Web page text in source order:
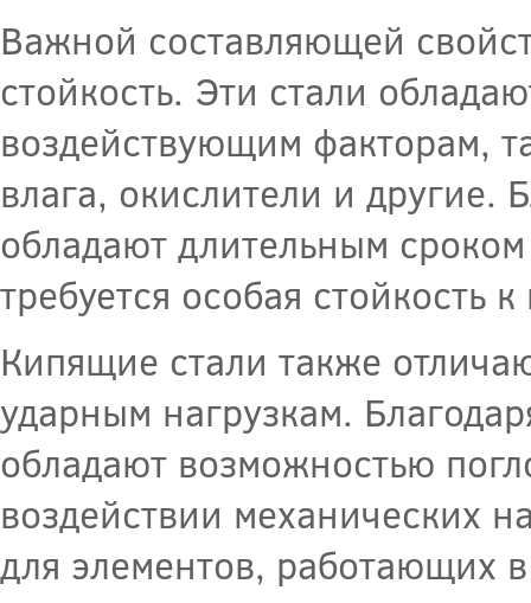
Важной составляющей
стойкость. Эти стали
воздействующим факторам,
влага, окислители и другие.
обладают длительным
требуется особая
Кипящие стали также
ударным нагрузкам.
обладают возможностью
воздействии механических
для элементов, работающих